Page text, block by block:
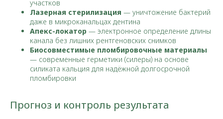
участков
Лазерная стерилизация — уничтожение бактерий
даже в микроканальцах дентина
Апекс-локатор — электронное определение длины
канала без лишних рентгеновских снимков
Биосовместимые пломбировочные материалы
— современные герметики (силеры) на основе
силиката кальция для надёжной долгосрочной
пломбировки
Прогноз и контроль результата